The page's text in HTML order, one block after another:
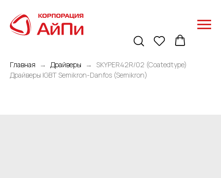
Главная Драйверы
SKYPER42R/02 (Coatedtype)
Драйверы IGBT Semikron-Danfos (Semikron)